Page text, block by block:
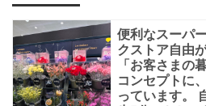
服
飾
雑
貨
便利なスーパ
クストア自由
「お客さまの
コンセプトに
っています。